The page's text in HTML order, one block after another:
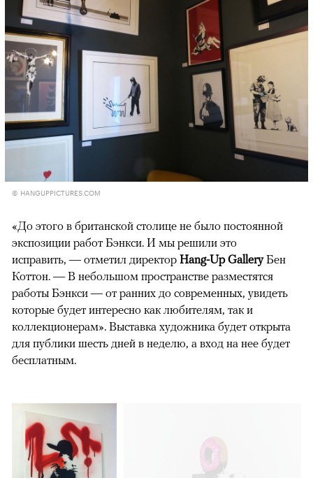
© HANGUPPICTURES.COM
«До этого в британской столице не было постоянной
экспозиции работ Бэнкси. И мы решили это
исправить, — отметил директор Hang-Up GalleryБен
Коттон. — В небольшом пространстве разместятся
работы Бэнкси — от ранних до современных, увидеть
которые будет интересно как любителям, так и
коллекционерам». Выставка художника будет открыта
для публики шесть дней в неделю, а вход на нее будет
бесплатным.